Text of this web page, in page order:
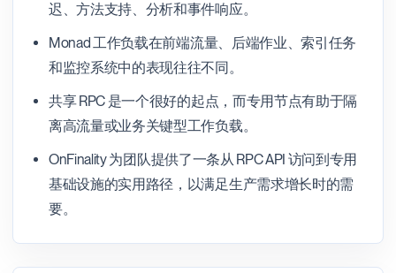
迟、方法支持、分析和事件响应。
Monad 工作负载在前端流量、后端作业、索引任务
和监控系统中的表现往往不同。
共享 RPC 是一个很好的起点，而专用节点有助于隔
离高流量或业务关键型工作负载。
OnFinality 为团队提供了一条从 RPC API 访问到专用
基础设施的实用路径，以满足生产需求增长时的需
要。